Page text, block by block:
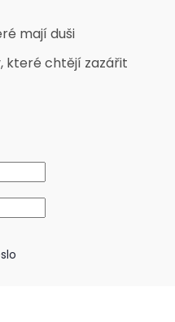
mají duši
které chtějí zazářit